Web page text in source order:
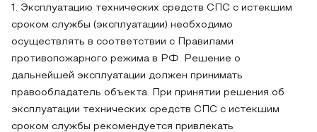
1. Эксплуатацию технических средств СПС с истекшим
сроком службы (эксплуатации) необходимо
осуществлять в соответствии с Правилами
противопожарного режима в РФ. Решение о
дальнейшей эксплуатации должен принимать
правообладатель объекта. При принятии решения об
эксплуатации технических средств СПС с истекшим
сроком службы рекомендуется привлекать